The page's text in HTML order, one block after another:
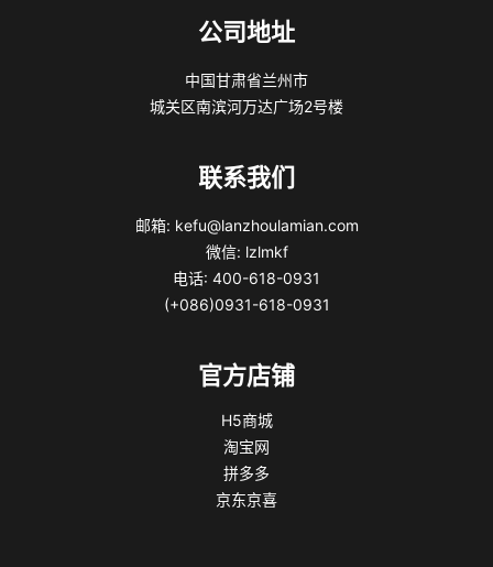
公司地址
中国甘肃省兰州市
城关区南滨河万达广场2号楼
联系我们
邮箱: kefu@lanzhoulamian.com
微信: lzlmkf
电话: 400-618-0931
(+086)0931-618-0931
官方店铺
H5商城
淘宝网
拼多多
京东京喜